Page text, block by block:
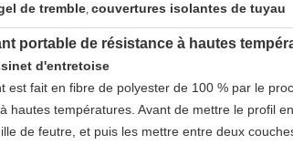
de tremble, couvertures isolantes de tuyau
portable de résistance à hautes
d'entretoise
est fait en fibre de polyester de 100 % par le
hautes températures. Avant de mettre le profil
de feutre, et puis les mettre entre deux